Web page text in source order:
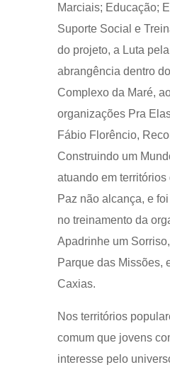
Marciais; Educação;
Suporte Social e
do projeto, a Luta
abrangência dentro
Complexo da Maré,
organizações Pra
Fábio Florêncio,
Construindo um
atuando em territórios
Paz não alcança, e
no treinamento da
Apadrinhe um
Parque das Missões,
Caxias.
Nos territórios
comum que jovens
interesse pelo